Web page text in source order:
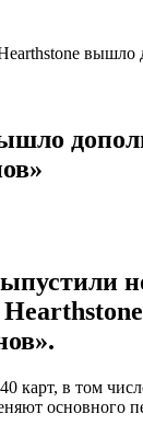
вышло
карт, в том
основного